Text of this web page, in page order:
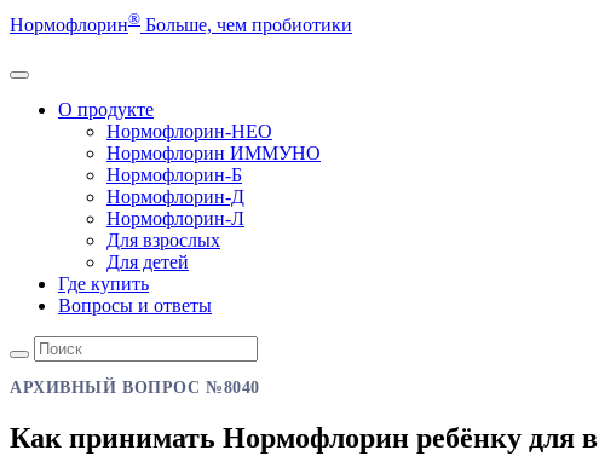
Нормофлорин® Больше, чем пробиотики
О продукте
Нормофлорин-НЕО
Нормофлорин ИММУНО
Нормофлорин-Б
Нормофлорин-Д
Нормофлорин-Л
Для взрослых
Для детей
Где купить
Вопросы и ответы
АРХИВНЫЙ ВОПРОС №8040
Как принимать Нормофлорин ребёнку для